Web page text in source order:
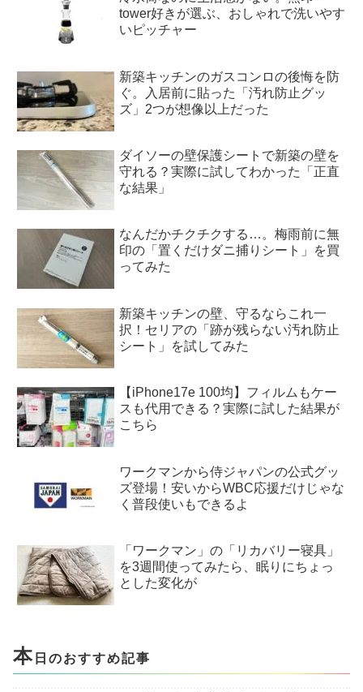
tower好きが選ぶ、おしゃれで洗いやす
いピッチャー
新築キッチンのガスコンロの後悔を防
ぐ。入居前に貼った「汚れ防止グッ
ズ」2つが想像以上だった
ダイソーの壁保護シートで新築の壁を
守れる？実際に試してわかった「正直
な結果」
なんだかチクチクする…。梅雨前に無
印の「置くだけダニ捕りシート」を買
ってみた
新築キッチンの壁、守るならこれ一
択！セリアの「跡が残らない汚れ防止
シート」を試してみた
【iPhone17e 100均】フィルムもケー
スも代用できる？実際に試した結果が
こちら
ワークマンから侍ジャパンの公式グッ
ズ登場！安いからWBC応援だけじゃな
く普段使いもできるよ
「ワークマン」の「リカバリー寝具」
を3週間使ってみたら、眠りにちょっ
とした変化が
本 日のおすすめ記事